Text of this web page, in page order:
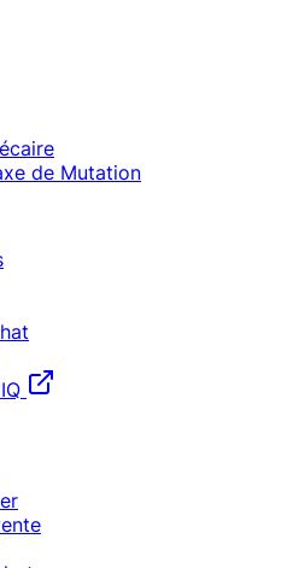
de Mutation